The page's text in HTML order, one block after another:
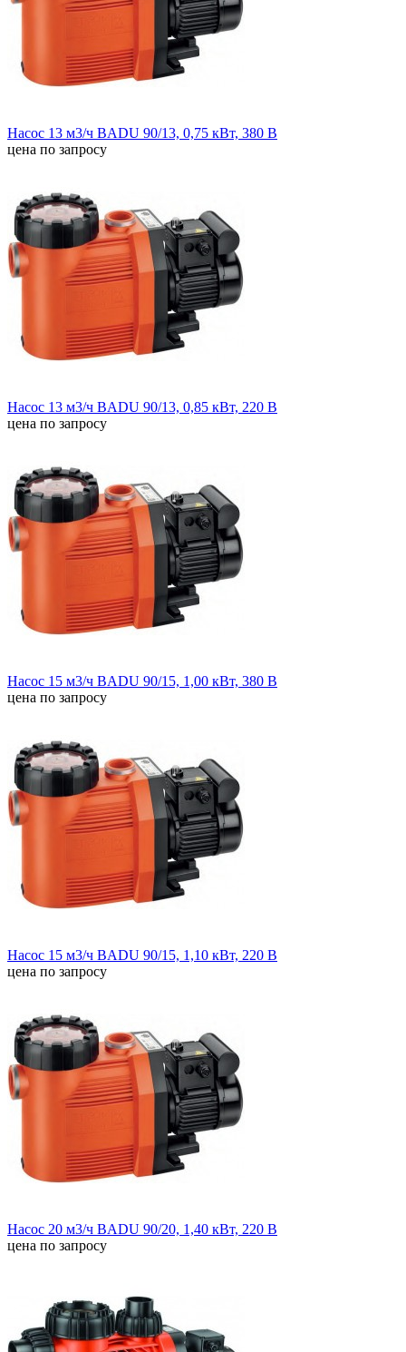
Насос 13 м3/ч BADU 90/13, 0,75 кВт, 380 В
цена по запросу
Насос 13 м3/ч BADU 90/13, 0,85 кВт, 220 В
цена по запросу
Насос 15 м3/ч BADU 90/15, 1,00 кВт, 380 В
цена по запросу
Насос 15 м3/ч BADU 90/15, 1,10 кВт, 220 В
цена по запросу
Насос 20 м3/ч BADU 90/20, 1,40 кВт, 220 В
цена по запросу